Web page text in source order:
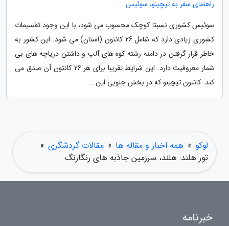
راهنمای سفر به تیچینو، سوئیس
سوئیس کشوری نسبتا کوچک محسوب می شود، با این وجود تقسیمات
کشوری زیادی دارد که شامل 26 کانتون (استان) می شود. این کشور به
خاطر قرار گرفتن در دامنه رشته کوه های آلپ و داشتن دریاچه های بی
شمار معروفیت دارد. این شرایط تقریبا برای هر 26 کانتون آن صدق می
کند. کانتون تیچینو که در بخش جنوبی این...
لوکو » همه اخبار و مقاله ها » مقالات گردشگری »
تور هلند: هلند، سرزمین جاذبه های رنگارنگ
خبرنامه